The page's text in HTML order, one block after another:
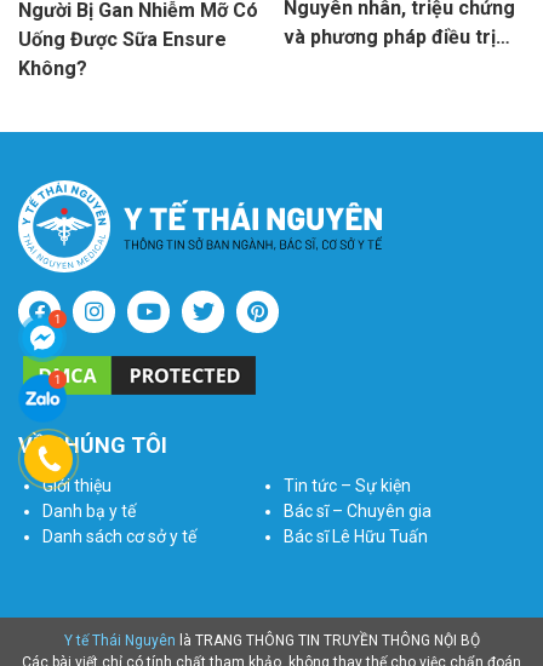
Người Bị Gan Nhiễm Mỡ Có
Uống Được Sữa Ensure
Không?
Nguyên nhân, triệu chứng
và phương pháp điều trị
VỀ CHÚNG TÔI
Giới thiệu
Tin tức – Sự kiện
Danh bạ y tế
Bác sĩ – Chuyên gia
Danh sách cơ sở y tế
Bác sĩ Lê Hữu Tuấn
Y tế Thái Nguyên là TRANG THÔNG TIN TRUYỀN THÔNG NỘI BỘ
Các bài viết chỉ có tính chất tham khảo, không thay thế cho việc chẩn đoán